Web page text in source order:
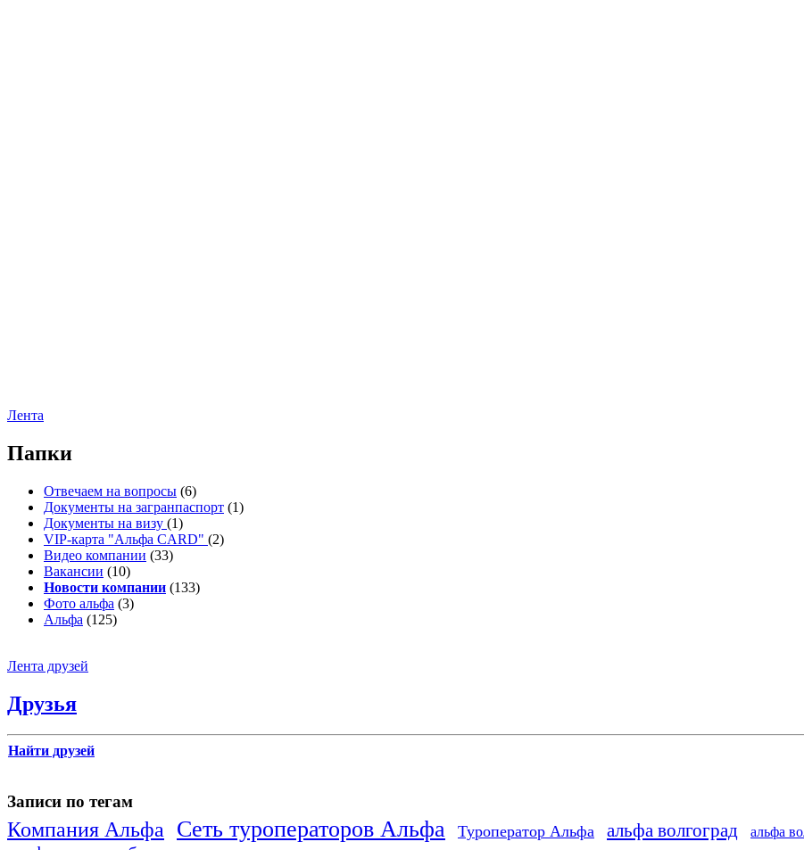
Лента
Папки
Отвечаем на вопросы (6)
Документы на загранпаспорт (1)
Документы на визу (1)
VIP-карта "Альфа CARD" (2)
Видео компании (33)
Вакансии (10)
Новости компании (133)
Фото альфа (3)
Альфа (125)
Лента друзей
Друзья
Найти друзей
Записи по тегам
Компания Альфа Сеть туроператоров Альфа Туроператор Альфа альфа волгоград альфа